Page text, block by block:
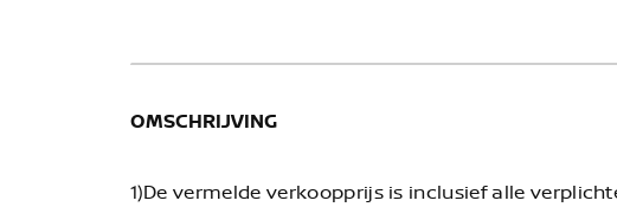
OMSCHRIJVING
1)De vermelde verkoopprijs is inclusief alle